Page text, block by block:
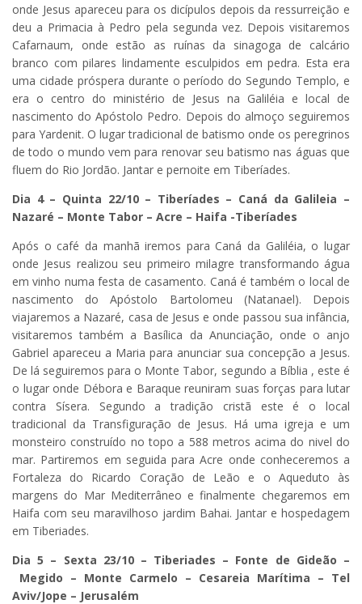
onde Jesus apareceu para os dicípulos depois da ressurreição e
deu a Primacia à Pedro pela segunda vez. Depois visitaremos
Cafarnaum, onde estão as ruínas da sinagoga de calcário
branco com pilares lindamente esculpidos em pedra. Esta era
uma cidade próspera durante o período do Segundo Templo, e
era o centro do ministério de Jesus na Galiléia e local de
nascimento do Apóstolo Pedro. Depois do almoço seguiremos
para Yardenit. O lugar tradicional de batismo onde os peregrinos
de todo o mundo vem para renovar seu batismo nas águas que
fluem do Rio Jordão. Jantar e pernoite em Tiberíades.
Dia 4 – Quinta 22/10 – Tiberíades – Caná da Galileia –
Nazaré – Monte Tabor – Acre – Haifa -Tiberíades
Após o café da manhã iremos para Caná da Galiléia, o lugar
onde Jesus realizou seu primeiro milagre transformando água
em vinho numa festa de casamento. Caná é também o local de
nascimento do Apóstolo Bartolomeu (Natanael). Depois
viajaremos a Nazaré, casa de Jesus e onde passou sua infância,
visitaremos também a Basílica da Anunciação, onde o anjo
Gabriel apareceu a Maria para anunciar sua concepção a Jesus.
De lá seguiremos para o Monte Tabor, segundo a Bíblia , este é
o lugar onde Débora e Baraque reuniram suas forças para lutar
contra Sísera. Segundo a tradição cristã este é o local
tradicional da Transfiguração de Jesus. Há uma igreja e um
monsteiro construído no topo a 588 metros acima do nivel do
mar. Partiremos em seguida para Acre onde conheceremos a
Fortaleza do Ricardo Coração de Leão e o Aqueduto às
margens do Mar Mediterrâneo e finalmente chegaremos em
Haifa com seu maravilhoso jardim Bahai. Jantar e hospedagem
em Tiberiades.
Dia 5 – Sexta 23/10 – Tiberiades – Fonte de Gideão –
Megido – Monte Carmelo – Cesareia Marítima – Tel
Aviv/Jope – Jerusalém